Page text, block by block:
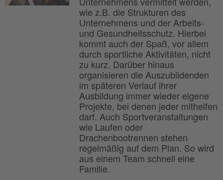
wie z.B. die Strukturen des
Unternehmens und der Arbeits-
und Gesundheitsschutz. Hierbei
kommt auch der Spaß, vor allem
durch sportliche Aktivitäten, nicht
zu kurz. Darüber hinaus
organisieren die Auszubildenden
im späteren Verlauf ihrer
Ausbildung immer wieder eigene
Projekte, bei denen jeder mithelfen
darf. Auch Sportveranstaltungen
wie Laufen oder
Drachenbootrennen stehen
regelmäßig auf dem Plan. So wird
aus einem Team schnell eine
Familie.